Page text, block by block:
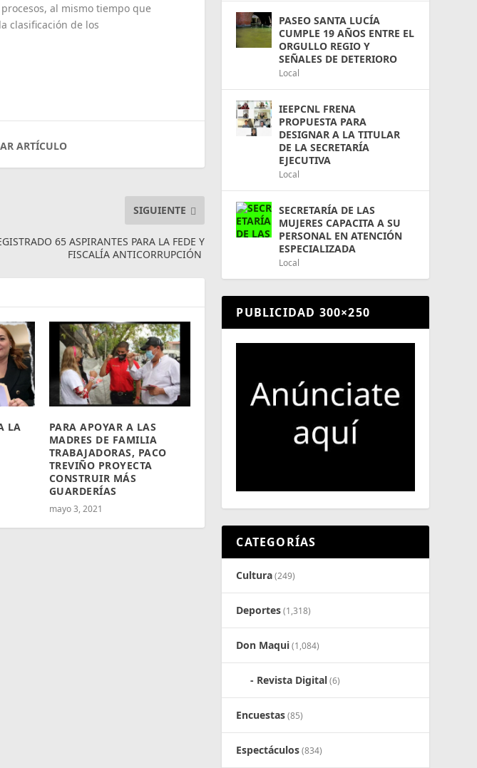
al mismo tiempo que
clasificación de los
ARTÍCULO
SIGUIENTE
65 ASPIRANTES PARA LA FEDE Y
FISCALÍA ANTICORRUPCIÓN
LA
PARA APOYAR A LAS
MADRES DE FAMILIA
TRABAJADORAS, PACO
TREVIÑO PROYECTA
CONSTRUIR MÁS
GUARDERÍAS
mayo 3, 2021
PASEO SANTA LUCÍA
CUMPLE 19 AÑOS ENTRE EL
ORGULLO REGIO Y
SEÑALES DE DETERIORO
Local
IEEPCNL FRENA
PROPUESTA PARA
DESIGNAR A LA TITULAR
DE LA SECRETARÍA
EJECUTIVA
Local
SECRETARÍA DE LAS
MUJERES CAPACITA A SU
PERSONAL EN ATENCIÓN
ESPECIALIZADA
Local
PUBLICIDAD 300×250
CATEGORÍAS
Cultura(249)
Deportes(1,318)
Don Maqui(1,084)
Revista Digital(6)
Encuestas(85)
Espectáculos(834)